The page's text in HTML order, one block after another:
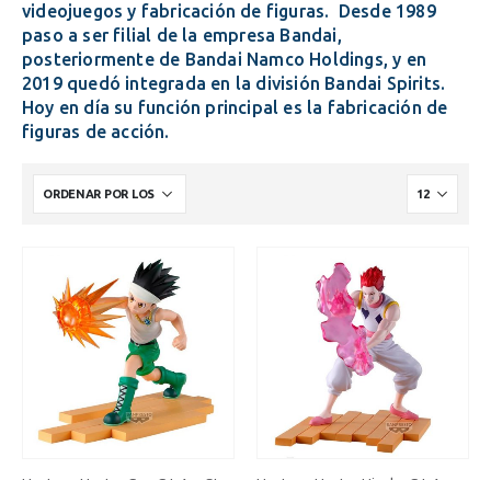
videojuegos y fabricación de figuras. Desde 1989
paso a ser filial de la empresa Bandai,
posteriormente de Bandai Namco Holdings, y en
2019 quedó integrada en la división Bandai Spirits.
Hoy en día su función principal es la fabricación de
figuras de acción.